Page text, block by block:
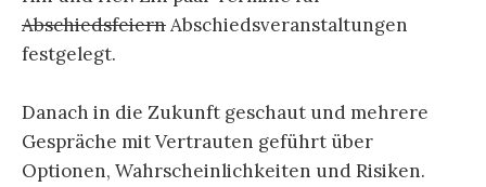
AbschiedsfeiernAbschiedsveranstaltungen
festgelegt.
Danach in die Zukunft geschaut und mehrere
Gespräche mit Vertrauten geführt über
Optionen, Wahrscheinlichkeiten und Risiken.